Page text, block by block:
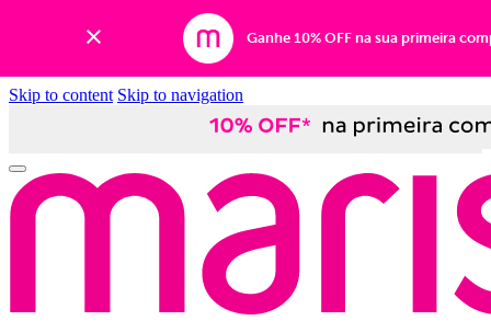
Ganhe 10% OFF na sua primeira
Skip to content Skip to navigation